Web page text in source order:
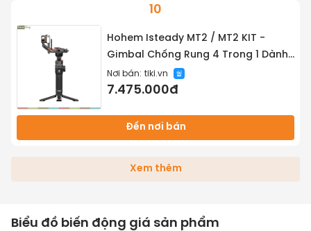
10
Hohem Isteady MT2 / MT2 KIT -
Gimbal Chống Rung 4 Trong 1 Dành
Cho Smartphone, Camera Action,
Máy Ảnh Cỡ Nhỏ Và DSLR, Tích Hợp
chính hãng
Nơi bán: tiki.vn
7.475.000đ
Đến nơi bán
Xem thêm
Biểu đồ biến động giá sản phẩm